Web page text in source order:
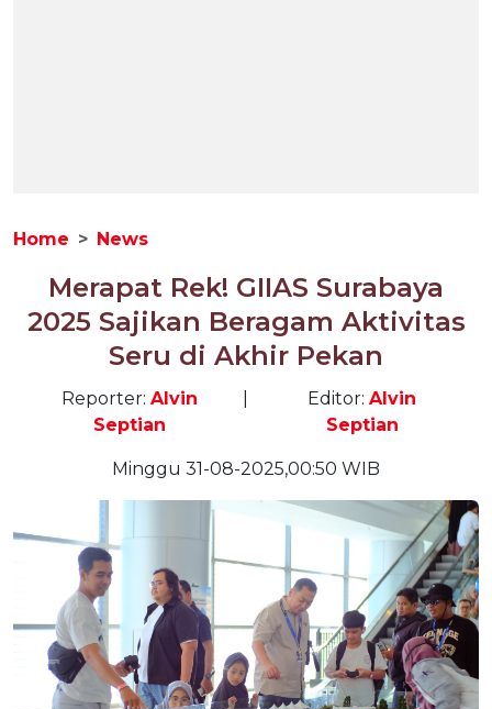
Home News
Merapat Rek! GIIAS Surabaya
2025 Sajikan Beragam Aktivitas
Seru di Akhir Pekan
Reporter: Alvin
Septian
Editor:Alvin
Septian
Minggu 31-08-2025,00:50 WIB